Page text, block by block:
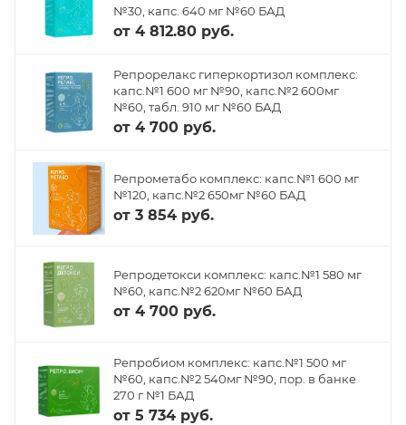
№30, капс. 640 мг №60 БАД
от 4 812.80 руб.
Репрорелакс гиперкортизол комплекс:
капс.№1 600 мг №90, капс.№2 600мг
№60, табл. 910 мг №60 БАД
от 4 700 руб.
Репрометабо комплекс: капс.№1 600 мг
№120, капс.№2 650мг №60 БАД
от 3 854 руб.
Репродетокси комплекс: капс.№1 580 мг
№60, капс.№2 620мг №60 БАД
от 4 700 руб.
Репробиом комплекс: капс.№1 500 мг
№60, капс.№2 540мг №90, пор. в банке
270 г №1 БАД
от 5 734 руб.